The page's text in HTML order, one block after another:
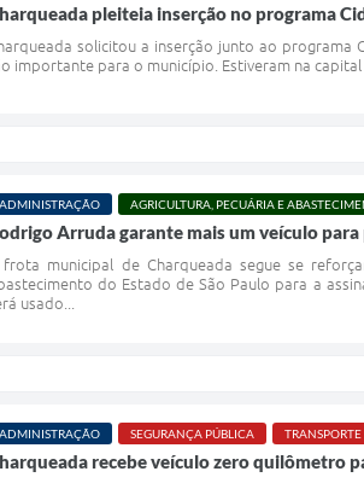
pleiteia inserção no programa
solicitou a inserção junto ao programa
importante para o município. Estiveram na
ADMINISTRAÇÃO AGRICULTURA, PECUÁRIA E
Arruda garante mais um veículo
frota municipal de Charqueada segue se
do Estado de São Paulo para a
usado...
ADMINISTRAÇÃO SEGURANÇA PÚBLICA
recebe veículo zero quilômetro